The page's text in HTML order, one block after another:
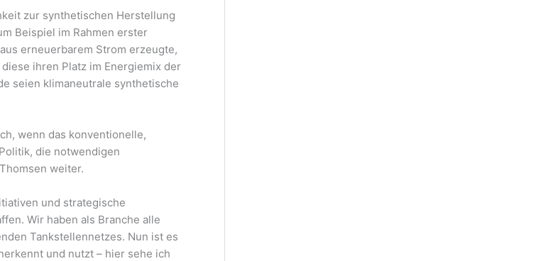
zur synthetischen Herstellung
Beispiel im Rahmen erster
erneuerbarem Strom erzeugte,
ihren Platz im Energiemix der
seien klimaneutrale synthetische
wenn das konventionelle,
die notwendigen
weiter.
und strategische
Wir haben als Branche alle
Tankstellennetzes. Nun ist es
und nutzt – hier sehe ich